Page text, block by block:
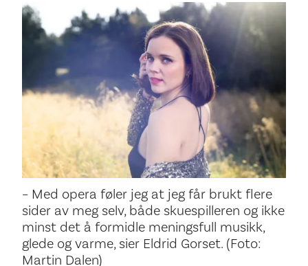
– Med opera føler jeg at jeg får brukt flere
sider av meg selv, både skuespilleren og ikke
minst det å formidle meningsfull musikk,
glede og varme, sier Eldrid Gorset. (Foto:
Martin Dalen)